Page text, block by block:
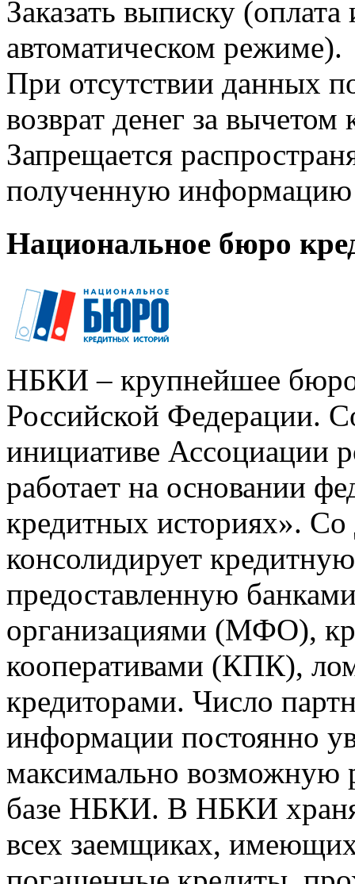
Заказать выписку
автоматическом режиме).
При отсутствии данных
возврат денег за
Запрещается
полученную информацию
Национальное бюро
НБКИ – крупнейшее
Российской Федерации.
инициативе Ассоциации
работает на основании
кредитных историях».
консолидирует
предоставленную
организациями (МФО),
кооперативами (КПК),
кредиторами. Число
информации постоянно
максимально возможную
базе НБКИ. В НБКИ
всех заемщиках,